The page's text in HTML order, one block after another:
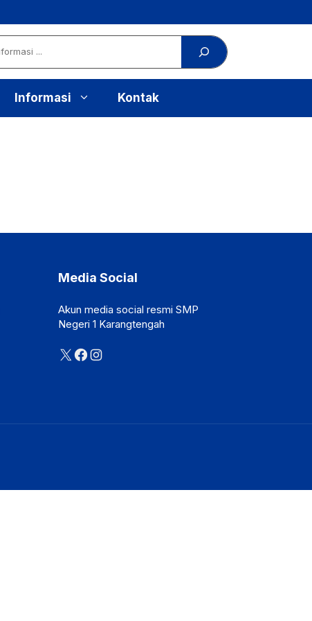
Informasi Kontak
Media Social
Akun media social resmi SMP
Negeri 1 Karangtengah
X Facebook
Instagram